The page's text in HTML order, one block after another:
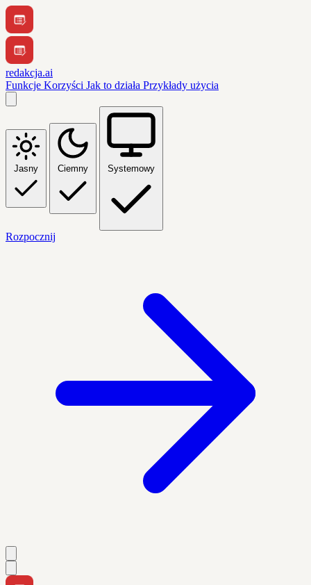
redakcja.ai
Funkcje Korzyści Jak to działa Przykłady użycia
Jasny Ciemny Systemowy
Rozpocznij